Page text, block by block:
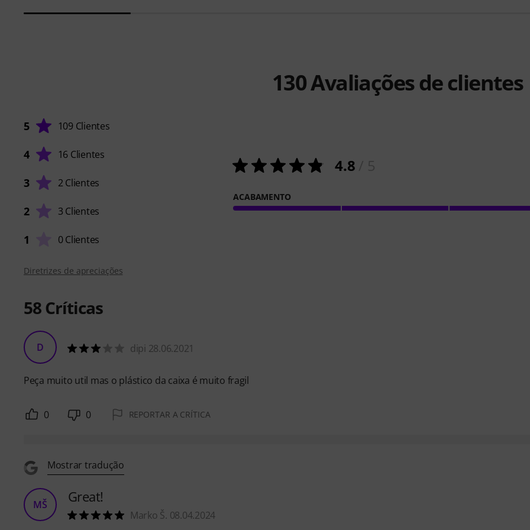
130Avaliações de clientes
5 109 Clientes
4 16 Clientes
3 2 Clientes
2 3 Clientes
1 0 Clientes
4.8
ACABAMENTO
Diretrizes de apreciações
58 Críticas
D dipi 28.06.2021
Peça muito util mas o plástico da caixa é muito fragil
0 0 REPORTAR A CRÍTICA
Mostrar tradução
MŠ Great!
Marko Š. 08.04.2024